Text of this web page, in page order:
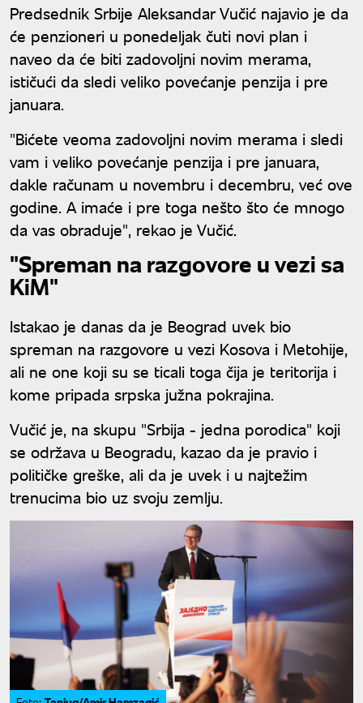
Predsednik Srbije Aleksandar Vučić najavio je da
će penzioneri u ponedeljak čuti novi plan i
naveo da će biti zadovoljni novim merama,
ističući da sledi veliko povećanje penzija i pre
januara.
"Bićete veoma zadovoljni novim merama i sledi
vam i veliko povećanje penzija i pre januara,
dakle računam u novembru i decembru, već ove
godine. A imaće i pre toga nešto što će mnogo
da vas obraduje", rekao je Vučić.
"Spreman na razgovore u vezi sa
KiM"
Istakao je danas da je Beograd uvek bio
spreman na razgovore u vezi Kosova i Metohije,
ali ne one koji su se ticali toga čija je teritorija i
kome pripada srpska južna pokrajina.
Vučić je, na skupu "Srbija - jedna porodica" koji
se održava u Beogradu, kazao da je pravio i
političke greške, ali da je uvek i u najtežim
trenucima bio uz svoju zemlju.